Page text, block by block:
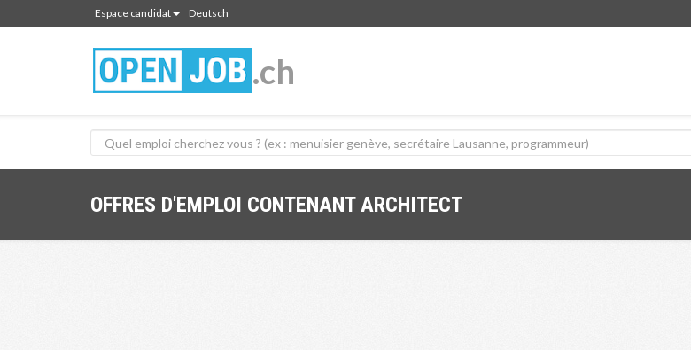
Espace candidat Deutsch
.ch
OFFRES D'EMPLOI CONTENANT ARCHITECT